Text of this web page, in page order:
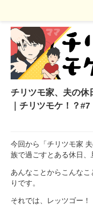
チリツモ家、夫の休
｜チリツモケ！？#7
今回から「チリツモ家
族で過ごすとある休日、
あんなことからこんな
りです。
それでは、レッツゴー！